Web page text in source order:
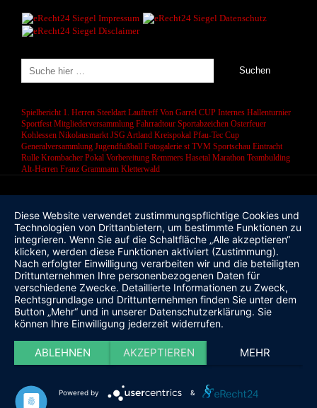
Spielbericht 1. Herren Steeldart Lauftreff Von Garrel CUP Internes Hallenturnier
Sportfest Mitgliederversammlung Fahrradtour Sportabzeichen Osterfeuer
Kohlessen Nikolausmarkt JSG Artland Kreispokal Pfau-Tec Cup
Generalversammlung Jugendfußball Fotogalerie st TVM Sportschau Eintracht
Rulle Krombacher Pokal Vorbereitung Remmers Hasetal Marathon Teambulding
Alt-Herren Franz Grammann Kletterwald
Diese Website verwendet zustimmungspflichtige Cookies und
Technologien von Drittanbietern, um bestimmte Funktionen zu
integrieren. Wenn Sie auf die Schaltfläche „Alle akzeptieren“
klicken, werden diese Funktionen aktiviert (Zustimmung).
Nach erfolgter Einwilligung verarbeiten wir und die beteiligten
Drittunternehmen Ihre personenbezogenen Daten für
verschiedene Zwecke. Detaillierte Informationen zu Zweck,
Rechtsgrundlage und Drittunternehmen finden Sie unter dem
Button „Mehr“ und in unserer Datenschutzerklärung. Sie
können Ihre Einwilligung jederzeit widerrufen.
ABLEHNEN AKZEPTIEREN MEHR
Powered by &